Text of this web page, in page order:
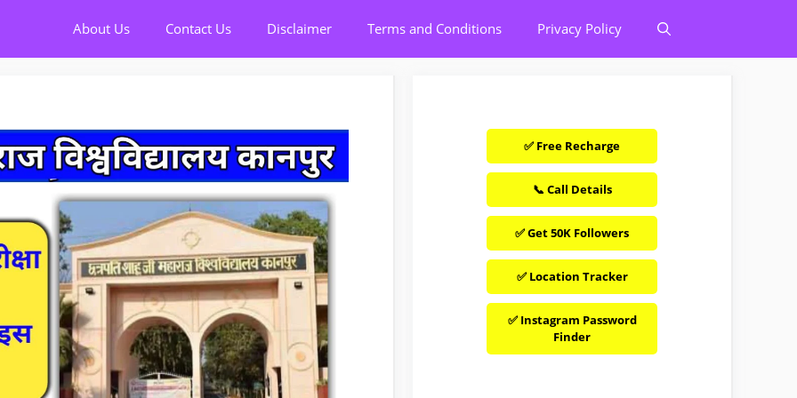
About Us Contact Us Disclaimer Terms and Conditions Privacy Policy
✅ Free Recharge
📞 Call Details
✅ Get 50K Followers
✅ Location Tracker
✅ Instagram Password
Finder